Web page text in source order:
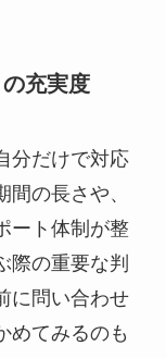
充実度
分だけで対応
の長さや、
ート体制が整
際の重要な判
に問い合わせ
めてみるのも